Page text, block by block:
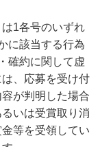
1各号のいずれ
に該当する行為
確約に関して虚
、応募を受け付
が判明した場合
いは受賞取り消
等を受領してい